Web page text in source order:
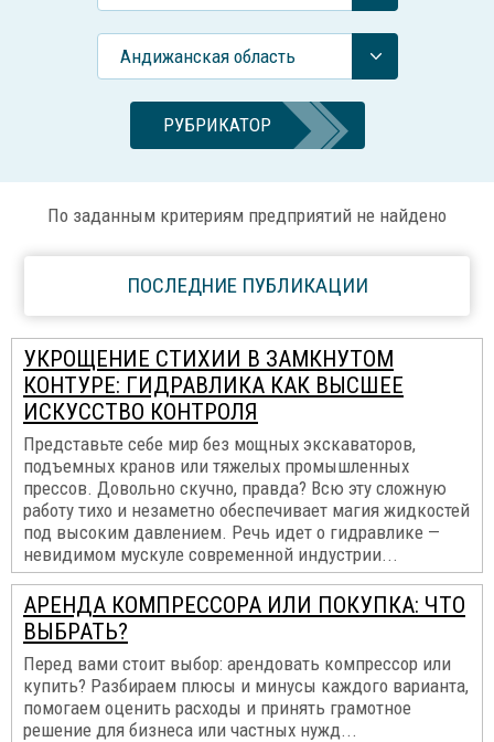
Андижанская область
РУБРИКАТОР
По заданным критериям предприятий не найдено
ПОСЛЕДНИЕ ПУБЛИКАЦИИ
УКРОЩЕНИЕ СТИХИИ В ЗАМКНУТОМ
КОНТУРЕ: ГИДРАВЛИКА КАК ВЫСШЕЕ
ИСКУССТВО КОНТРОЛЯ
Представьте себе мир без мощных экскаваторов,
подъемных кранов или тяжелых промышленных
прессов. Довольно скучно, правда? Всю эту сложную
работу тихо и незаметно обеспечивает магия жидкостей
под высоким давлением. Речь идет о гидравлике —
невидимом мускуле современной индустрии...
АРЕНДА КОМПРЕССОРА ИЛИ ПОКУПКА: ЧТО
ВЫБРАТЬ?
Перед вами стоит выбор: арендовать компрессор или
купить? Разбираем плюсы и минусы каждого варианта,
помогаем оценить расходы и принять грамотное
решение для бизнеса или частных нужд...